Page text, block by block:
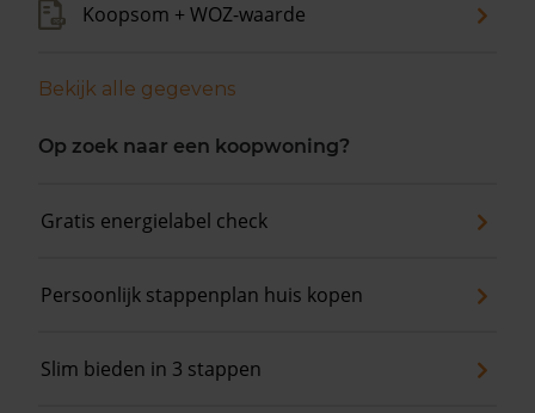
Koopsom + WOZ-waarde
Bekijk alle gegevens
Op zoek naar een koopwoning?
Gratis energielabel check
Persoonlijk stappenplan huis kopen
Slim bieden in 3 stappen